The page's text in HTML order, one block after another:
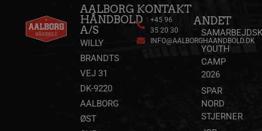
AALBORG
HÅNDBOLD
A/S
WILLY
BRANDTS
VEJ 31
DK-9220
AALBORG
ØST
KONTAKT
+45 96
35 20 30
INFO@AALBORGHAANDBOLD.DK
ANDET
YOUTH
CAMP
2026
SPAR
NORD
STJERNER
Absolut nødvendige
Ydeevne
Målretning
Funktionalitet
Absolut nødvendige cookies muliggør
såsom brugerlogin og kontoadministration.
Hjemmesiden kan ikke bruges korrekt uden de
Udbyder / Domæne
/dyna-.*/i
.aalborghaandbold.dk